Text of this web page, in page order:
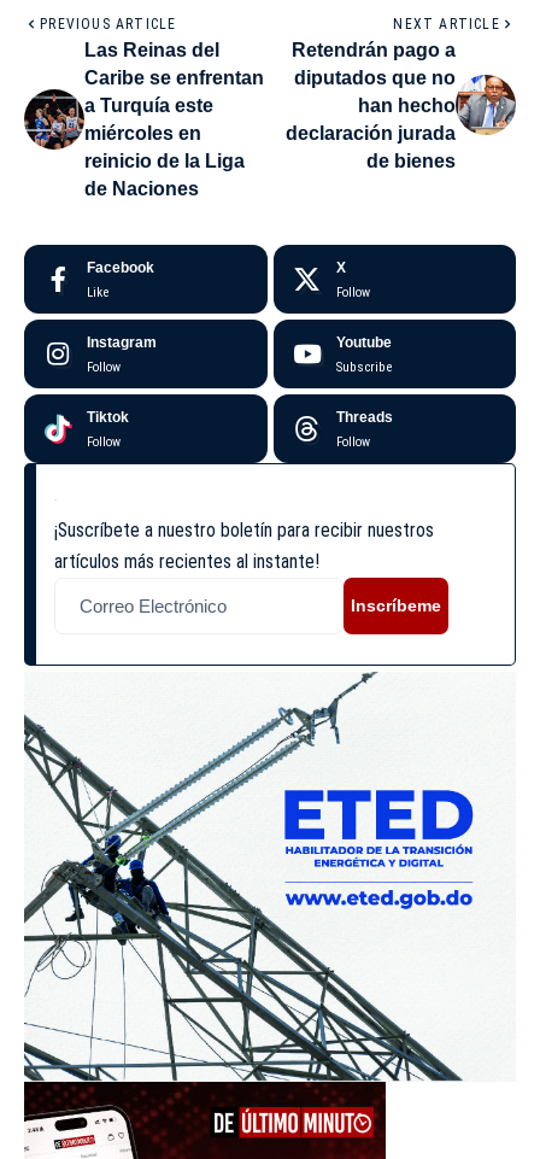
PREVIOUS ARTICLE
Las Reinas del
Caribe se enfrentan
a Turquía este
miércoles en
reinicio de la Liga
de Naciones
NEXT ARTICLE
Retendrán pago a
diputados que no
han hecho
declaración jurada
de bienes
Facebook
Like
X
Follow
Instagram
Follow
Youtube
Subscribe
Tiktok
Follow
Threads
Follow
¡Suscríbete a nuestro boletín para recibir nuestros
artículos más recientes al instante!
Inscríbeme